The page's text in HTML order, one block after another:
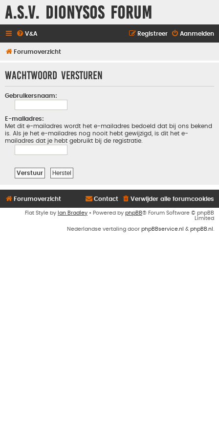
A.S.V. Dionysos Forum
V&A Aanmelden
Registreer
Forumoverzicht
Wachtwoord versturen
Gebruikersnaam:
E-mailadres:
Met dit e-mailadres wordt het e-mailadres bedoeld dat bij ons bekend
is. Als je het e-mailadres nog nooit hebt gewijzigd, is dit het e-
mailadres dat je hebt gebruikt bij de registratie.
Forumoverzicht Verwijder alle forumcookies
Contact
Flat Style by Ian Bradley • Powered by phpBB® Forum Software © phpBB
Limited
Nederlandse vertaling door phpBBservice.nl & phpBB.nl .